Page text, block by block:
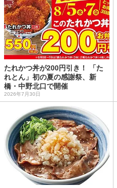
たれかつ丼が200円引き！ 「た
れとん」初の夏の感謝祭、新
橋・中野北口で開催
2026年7月30日